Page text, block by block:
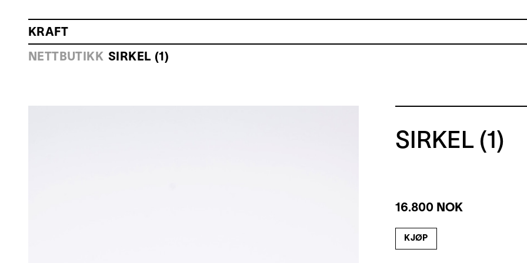
KRAFT
HOVEDMENY
NETTBUTIKK SIRKEL (1)
SIRKEL (1)
16.800 NOK
KJØP